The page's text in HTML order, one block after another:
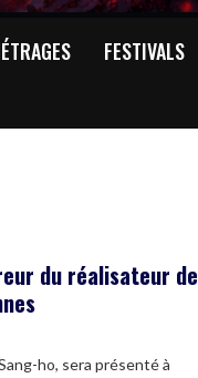
FESTIVALS
du réalisateur de
ho, sera présenté à